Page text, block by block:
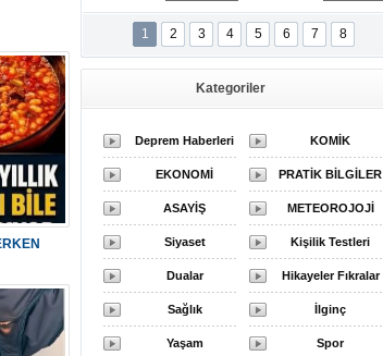
Tavan Arasında Arı
Olduğunu
Düşündüler, Ancak
Sonra Çok Daha
Kötü Bir Sorun
Keşfettiler
Gelinlik giyen eski
sevgili düğünü bastı
1 2 3 4 5 6 7 8
Kategoriler
Deprem Haberleri KOMİK
GALERİLER
EKONOMİ PRATİK BİLGİLER
ASAYİŞ METEOROJOJİ
HAVA DURUMU
Siyaset Kişilik Testleri
Dualar Hikayeler Fıkralar
Sağlık İlginç
Yaşam Spor